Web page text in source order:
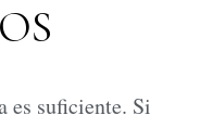
es suficiente. Si